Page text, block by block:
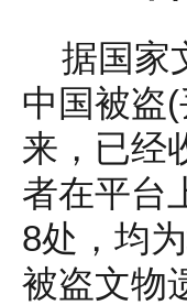
据国家
中国被盗
来，已经
者在平台
8处，均
被盗文物